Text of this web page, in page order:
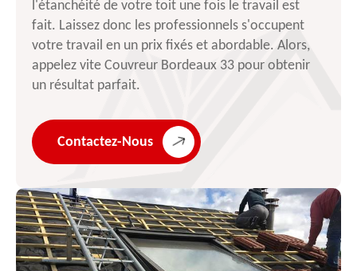
l'étanchéité de votre toit une fois le travail est
fait. Laissez donc les professionnels s'occupent
votre travail en un prix fixés et abordable. Alors,
appelez vite Couvreur Bordeaux 33 pour obtenir
un résultat parfait.
Contactez-Nous